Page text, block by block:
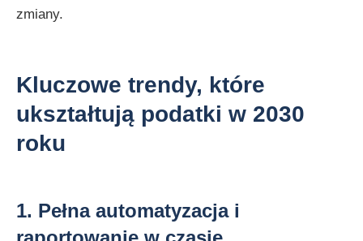
zmiany.
Kluczowe trendy, które
ukształtują podatki w 2030
roku
1. Pełna automatyzacja i